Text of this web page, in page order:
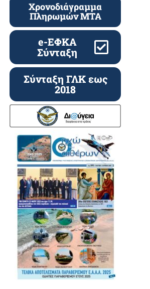
Χρονοδιάγραμμα
Πληρωμών ΜΤΑ
e-ΕΦΚΑ
Σύνταξη
Σύνταξη ΓΛΚ εως
2018